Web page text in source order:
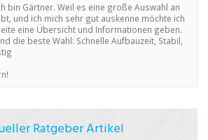
bin Gärtner. Weil es eine große Auswahl an
und ich mich sehr gut auskenne möchte ich
eine Übersicht und Informationen geben.
die beste Wahl: Schnelle Aufbauzeit, Stabil,
Ratgeber Artikel